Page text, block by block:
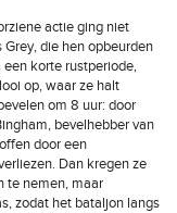
actie ging niet
die hen opbeurden
korte rustperiode,
op, waar ze halt
om 8 uur: door
bevelhebber van
door een
Dan kregen ze
te nemen, maar
zodat het bataljon langs